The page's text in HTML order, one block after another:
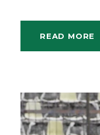
READ MORE